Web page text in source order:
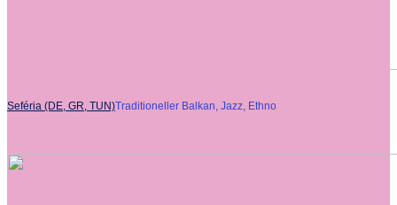
Seféria (DE, GR, TUN) Traditioneller Balkan, Jazz, Ethno